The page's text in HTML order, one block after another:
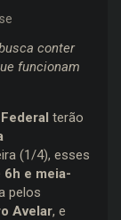
conter
funcionam
terão
(1/4), esses
6h e meia-
pelos
Avelar, e